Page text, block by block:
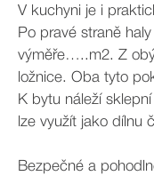
V kuchyni je i
Po pravé straně
výměře…..m2. Z
ložnice. Oba tyto
K bytu náleží
lze využít jako dílnu
Bezpečné a